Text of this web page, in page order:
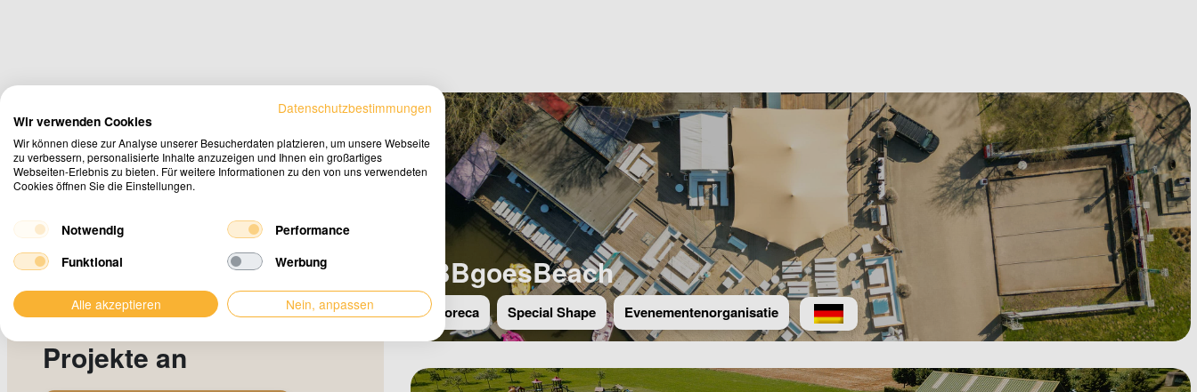
Sehen Sie sich unsere
abgeschlossenen
Projekte an
IBBgoesBeach
Horeca Special Shape Evenementenorganisatie
Datenschutzbestimmungen
Wir verwenden Cookies
Wir können diese zur Analyse unserer Besucherdaten platzieren, um unsere Webseite
zu verbessern, personalisierte Inhalte anzuzeigen und Ihnen ein großartiges
Webseiten-Erlebnis zu bieten. Für weitere Informationen zu den von uns verwendeten
Cookies öffnen Sie die Einstellungen.
Notwendig
Performance
Funktional
Werbung
Alle akzeptieren Nein, anpassen